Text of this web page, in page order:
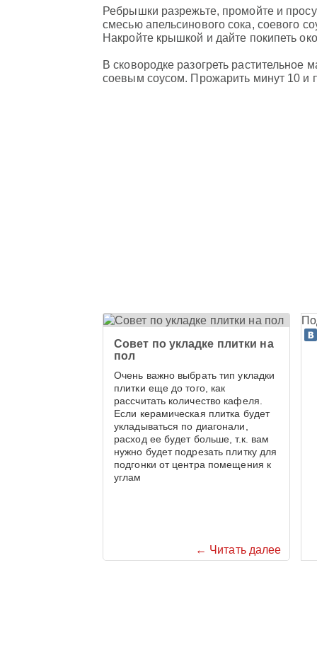
Ребрышки разрежьте, промойте и
смесью апельсинового сока, соевого
Накройте крышкой и дайте покипеть
В сковородке разогреть
соевым соусом. Прожарить минут 10 и
← Читать далее
Cовет по укладке плитки на
пол
Очень важно выбрать тип укладки
плитки еще до того, как
рассчитать количество кафеля.
Если керамическая плитка будет
укладываться по диагонали,
расход ее будет больше, т.к. вам
нужно будет подрезать плитку для
подгонки от центра помещения к
углам